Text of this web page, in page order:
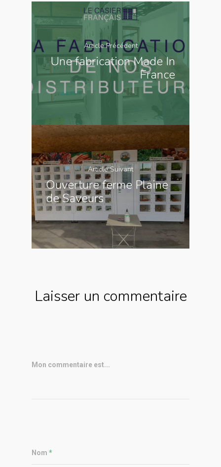
Article Précédent
Une fabrication Made In
France
Article Suivant
Ouverture ferme Plaine
de Saveurs
Laisser un commentaire
Mon commentaire est...
Nom *